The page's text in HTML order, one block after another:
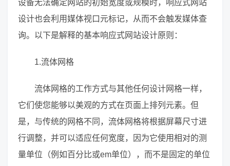
设备无法确定网站的初始宽度或规模时，响应式网站
设计也会利用媒体视口元标记，从而不会触发媒体查
询。以下是解释的基本响应式网站设计原则：
1.流体网格
流体网格的工作方式与其他任何设计网格一样，
它们使您能够以美观的方式在页面上排列元素。但
是，与传统的网格不同，流体网格将根据屏幕尺寸进
行调整，并可以适应任何宽度，因为它使用相对的测
量单位（例如百分比或em单位），而不是固定的单位